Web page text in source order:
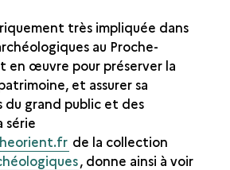
très impliquée dans
au Proche-
en œuvre pour préserver la
et assurer sa
du grand public et des
série
de la collection
, donne ainsi à voir